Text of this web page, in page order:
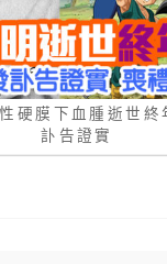
硬膜下血腫逝世
訃告證實